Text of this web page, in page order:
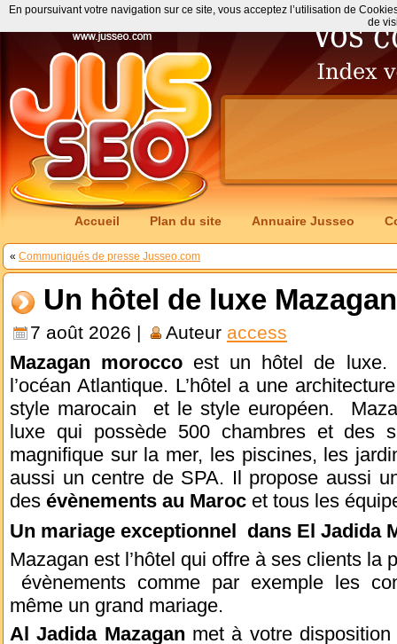
Accueil Plan du site Annuaire Jusseo
« Communiqués de presse Jusseo.com
Un hôtel de luxe Mazagan
7 août 2026 | Auteur access
Mazagan morocco est un hôtel de luxe.
l’océan Atlantique. L’hôtel a une
style marocain et le style européen.
luxe qui possède 500 chambres et des
magnifique sur la mer, les piscines, les
aussi un centre de SPA. Il propose aussi
des évènements au Maroc et tous les
Un mariage exceptionnel dans El Jadida
Mazagan est l’hôtel qui offre à ses clients la
évènements comme par exemple les
même un grand mariage.
Al Jadida Mazagan met à votre
En poursuivant votre navigation sur ce site, vous acceptez l’utilisation de
de